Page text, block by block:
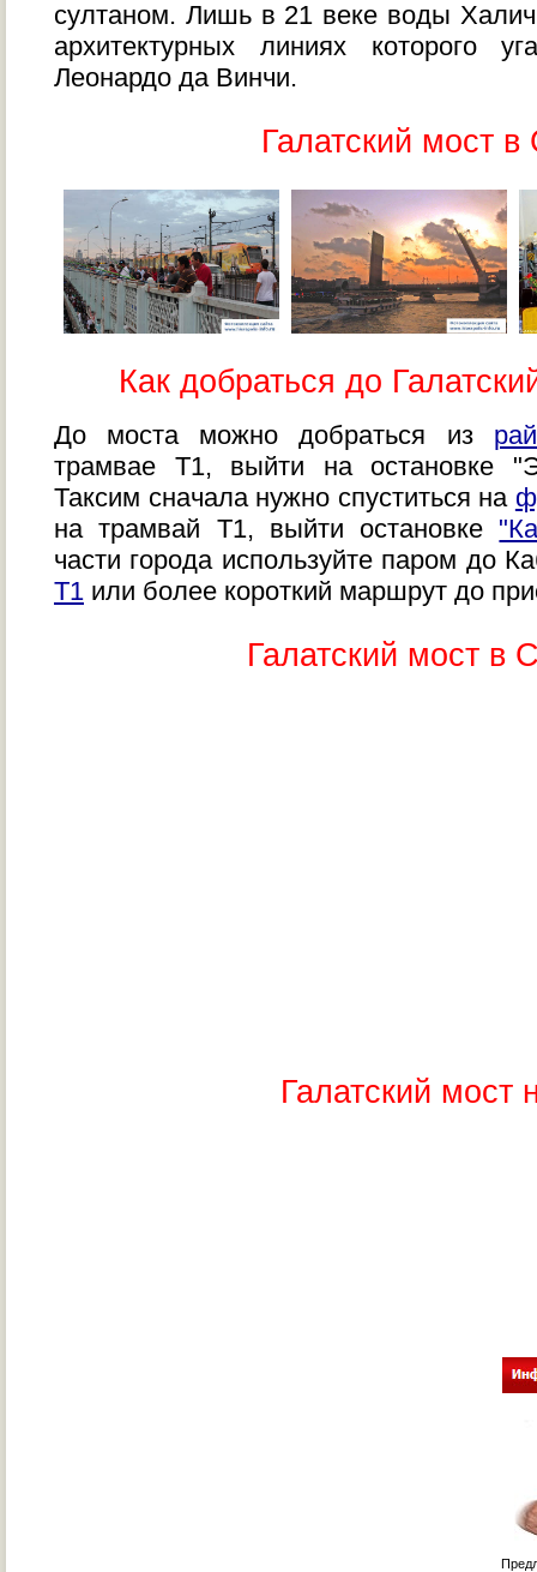
султаном. Лишь в 21 веке воды
архитектурных линиях которого
Леонардо да Винчи.
Галатский мост
Как добраться до
До моста можно добраться из
трамвае Т1, выйти на остановке
Таксим сначала нужно спуститься на
на трамвай Т1, выйти остановке
части города используйте паром до
Т1 или более короткий маршрут до
Галатский мост в
Галатский мост